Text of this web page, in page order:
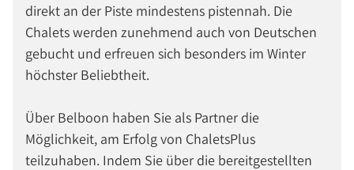
direkt an der Piste mindestens pistennah. Die
Chalets werden zunehmend auch von Deutschen
gebucht und erfreuen sich besonders im Winter
höchster Beliebtheit.
Über Belboon haben Sie als Partner die
Möglichkeit, am Erfolg von ChaletsPlus
teilzuhaben. Indem Sie über die bereitgestellten